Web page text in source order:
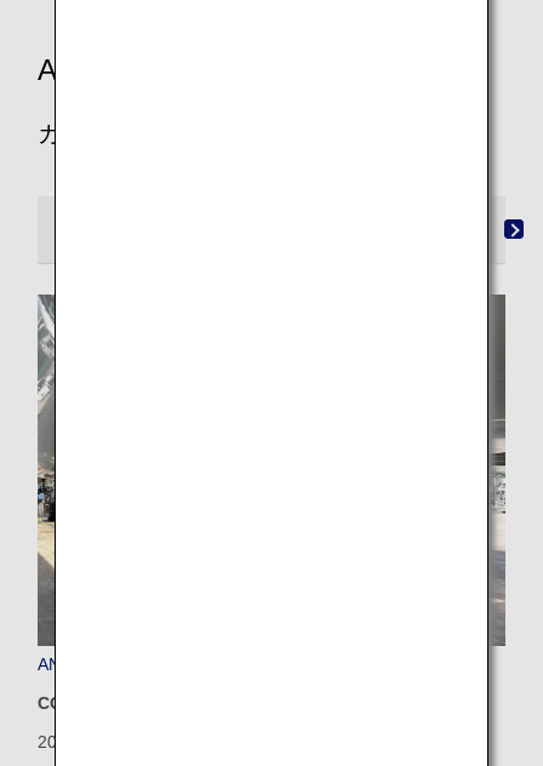
ANA Future Promiseの取り組み
カテゴリーから記事を探す
ANA デリー空港所における規定給水量の見直し
CO2排出量削減
2026/07/22